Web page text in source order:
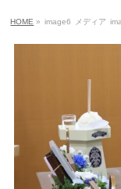
HOME » image6 メディア